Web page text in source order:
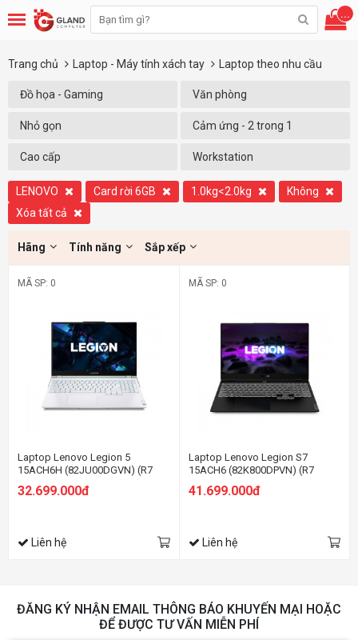
...
Trang chủ Laptop - Máy tính xách tay Laptop theo nhu cầu
Đồ họa - Gaming Văn phòng
Nhỏ gọn Cảm ứng - 2 trong 1
Cao cấp Workstation
LENOVO Card rời 6GB 1.0kg<2.0kg
Không
Xóa tất cả
Hãng Tính năng Sắp xếp
MÃ SP: 0
Laptop Lenovo Legion 5
15ACH6H (82JU00DGVN) (R7
SSD/15.6FHD 165Hz/RTX3060
32.699.000đ
Liên hệ
MÃ SP: 0
Laptop Lenovo Legion S7
15ACH6 (82K800DPVN) (R7
WQHD 165hz/RTX3060 6GB/Win/
41.699.000đ
Liên hệ
ĐĂNG KÝ NHẬN EMAIL THÔNG BÁO KHUYẾN MẠI HOẶC
ĐỂ ĐƯỢC TƯ VẤN MIỄN PHÍ